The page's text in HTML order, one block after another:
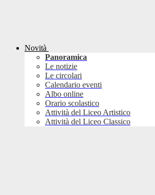
Novità
Panoramica
Le notizie
Le circolari
Calendario eventi
Albo online
Orario scolastico
Attività del Liceo Artistico
Attività del Liceo Classico